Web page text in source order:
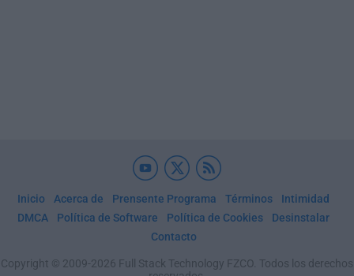
Inicio Acerca de Prensente Programa Términos
Intimidad
DMCA
Política de Software Política de Cookies
Desinstalar
Contacto
Copyright © 2009-2026 Full Stack Technology FZCO. Todos los derechos